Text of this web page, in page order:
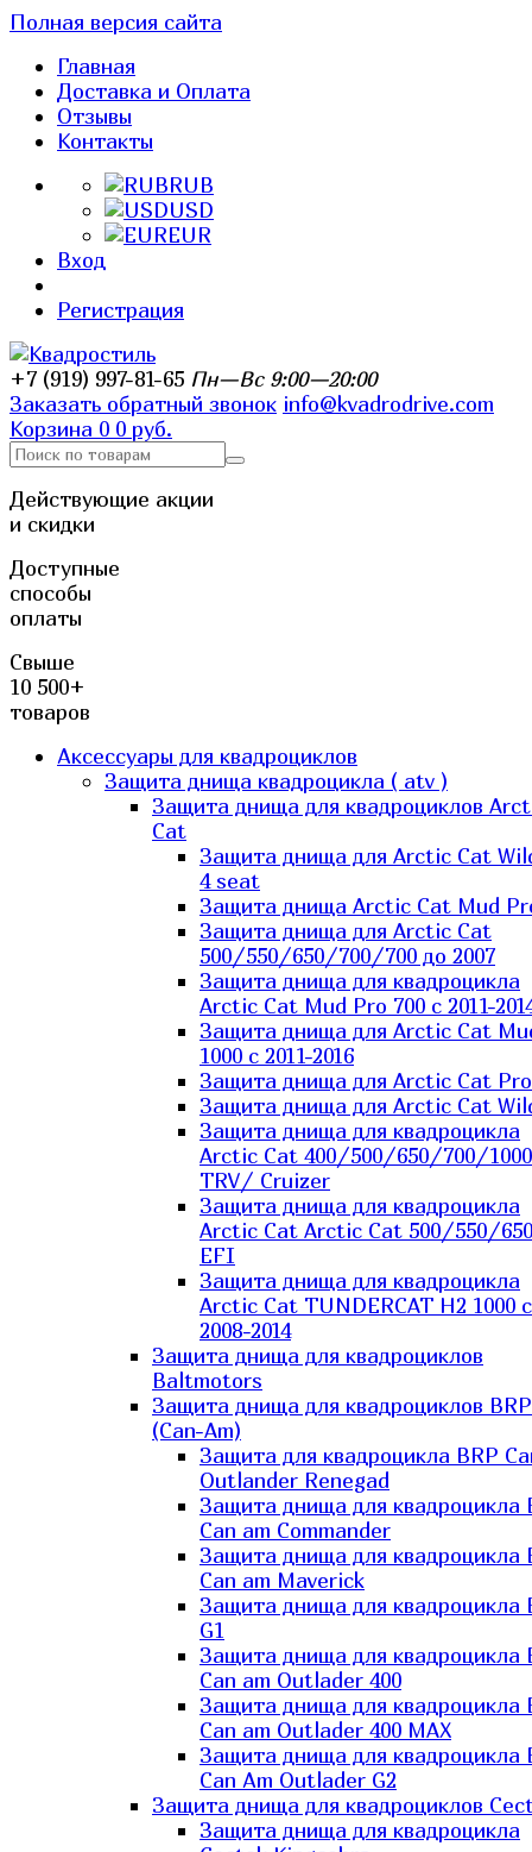
Полная версия сайта
Главная
Доставка и Оплата
Отзывы
Контакты
RUB
USD
EUR
Вход
Регистрация
+7 (919) 997-81-65 Пн—Вс 9:00—20:00
Заказать обратный звонок info@kvadrodrive.com
Корзина 0 0 руб.
Действующие акции
и скидки
Доступные
способы
оплаты
Свыше
10 500+
товаров
Аксессуары для квадроциклов
Защита днища квадроцикла ( atv )
Защита днища для квадроциклов
Cat
Защита днища для Arctic Cat
4 seat
Защита днища Arctic Cat Mud
Защита днища для Arctic Cat
500/550/650/700/700 до 2007
Защита днища для квадроцикла
Arctic Cat Mud Pro 700 с 2011-
Защита днища для Arctic Cat
1000 c 2011-2016
Защита днища для Arctic Cat
Защита днища для Arctic Cat
Защита днища для квадроцикла
Arctic Cat 400/500/650/700/1000
TRV/ Cruizer
Защита днища для квадроцикла
Arctic Cat Arctic Cat 500/550/
EFI
Защита днища для квадроцикла
Arctic Cat TUNDERCAT H2 1000 c
2008-2014
Защита днища для квадроциклов
Baltmotors
Защита днища для квадроциклов BRP
(Can-Am)
Защита для квадроцикла BRP
Outlander Renegad
Защита днища для квадроцикла
Can am Commander
Защита днища для квадроцикла
Can am Maverick
Защита днища для квадроцикла
G1
Защита днища для квадроцикла
Can am Outlader 400
Защита днища для квадроцикла
Can am Outlader 400 MAX
Защита днища для квадроцикла
Can Аm Outlader G2
Защита днища для квадроциклов
Защита днища для квадроцикла